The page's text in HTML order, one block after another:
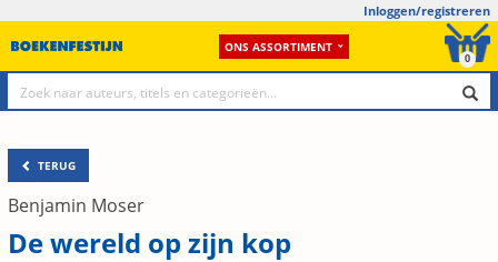
Inloggen/registreren
ONS ASSORTIMENT
0
TERUG
Benjamin Moser
De wereld op zijn kop